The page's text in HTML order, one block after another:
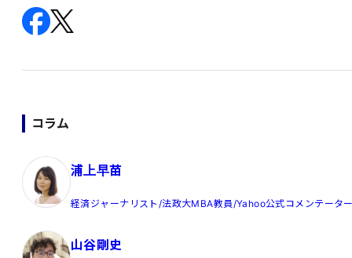
コラム
浦上早苗
経済ジャーナリスト/法政大MBA教員/Yahoo公式コメンテータ
山谷剛史